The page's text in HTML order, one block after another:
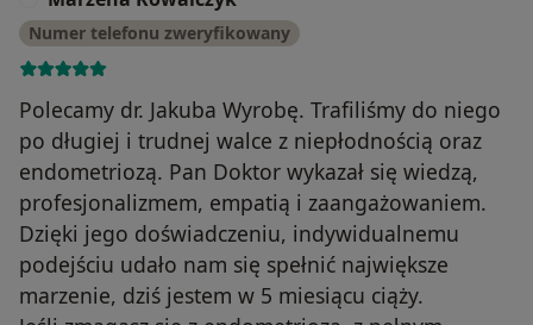
Numer telefonu zweryfikowany
Polecamy dr. Jakuba Wyrobę. Trafiliśmy do niego
po długiej i trudnej walce z niepłodnością oraz
endometriozą. Pan Doktor wykazał się wiedzą,
profesjonalizmem, empatią i zaangażowaniem.
Dzięki jego doświadczeniu, indywidualnemu
podejściu udało nam się spełnić największe
marzenie, dziś jestem w 5 miesiącu ciąży.